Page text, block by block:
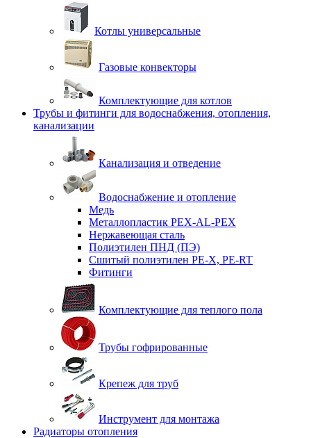
Котлы универсальные
Газовые конвекторы
Комплектующие для котлов
Трубы и фитинги для водоснабжения, отопления,
канализации
Канализация и отведение
Водоснабжение и отопление
Медь
Металлопластик PEX-AL-PEX
Нержавеющая сталь
Полиэтилен ПНД (ПЭ)
Сшитый полиэтилен PE-X, PE-RT
Фитинги
Комплектующие для теплого пола
Трубы гофрированные
Крепеж для труб
Инструмент для монтажа
Радиаторы отопления